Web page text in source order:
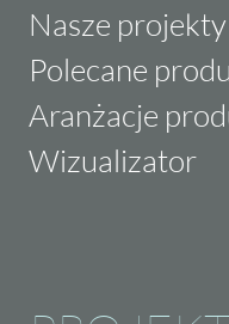
Nasze projekty
Polecane
Aranżacje
Wizualizator